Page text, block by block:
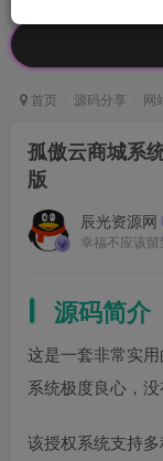
公告
首页 源码分享 网
孤傲云商城系
版
辰光资源网
源码简介
这是一套非常实
系统极度良心，没
该授权系统支持